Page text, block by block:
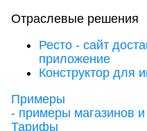
Отраслевые решения
Ресто - сайт
приложение
Конструктор для
Примеры
- примеры магазинов и
Тарифы